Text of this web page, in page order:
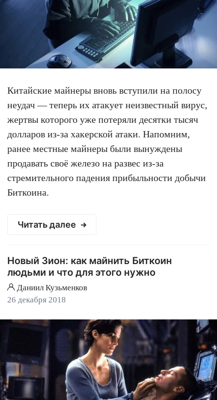
Китайские майнеры вновь вступили на полосу
неудач — теперь их атакует неизвестный вирус,
жертвы которого уже потеряли десятки тысяч
долларов из-за хакерской атаки. Напомним,
ранее местные майнеры были вынуждены
продавать своё железо на развес из-за
стремительного падения прибыльности добычи
Биткоина.
Читать далее
Новый Зион: как майнить Биткоин
людьми и что для этого нужно
Даниил Кузьменков
26 декабря 2018